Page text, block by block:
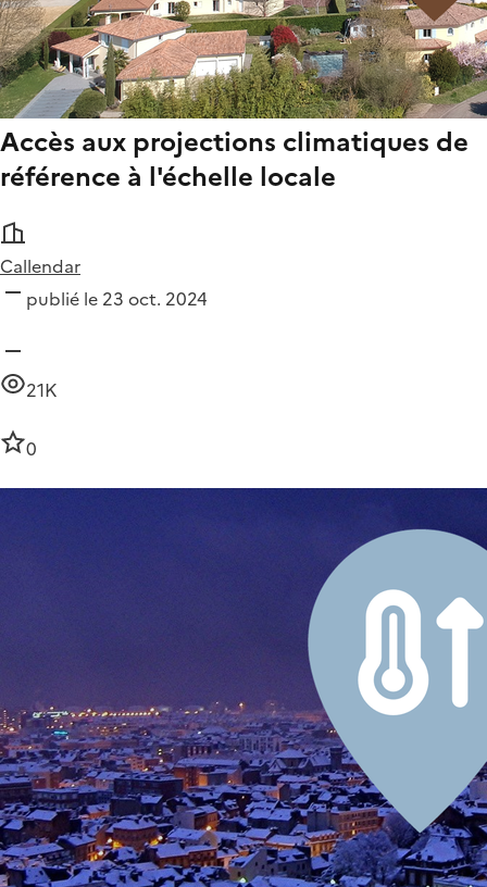
Accès aux projections climatiques de
référence à l'échelle locale
Callendar
publié le 23 oct. 2024
21K
0